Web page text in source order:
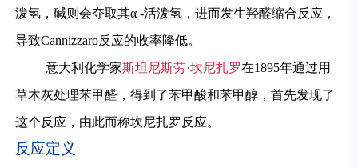
泼氢，碱则会夺取其α -活泼氢，进而发生羟醛缩合反应，
导致Cannizzaro反应的收率降低。
意大利化学家斯坦尼斯劳·坎尼扎罗在1895年通过用
草木灰处理苯甲醛，得到了苯甲酸和苯甲醇，首先发现了
这个反应，由此而称坎尼扎罗反应。
反应定义